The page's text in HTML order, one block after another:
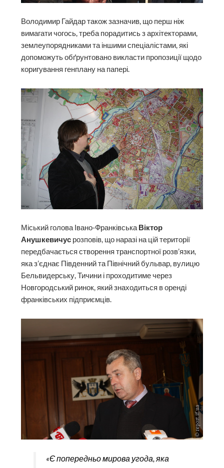
Володимир Гайдар також зазначив, що перш ніж
вимагати чогось, треба порадитись з архітекторами,
землеупорядниками та іншими спеціалістами, які
допоможуть обґрунтовано викласти пропозиції щодо
коригування генплану на папері.
Міський голова Івано-Франківська Віктор
Анушкевичус розповів, що наразі на цій території
передбачається створення транспортної розв’язки,
яка з’єднає Південний та Північний бульвар, вулицю
Бельвидерську, Тичини і проходитиме через
Новгородський ринок, який знаходиться в оренді
франківських підприємців.
«Є попередньо мирова угода, яка